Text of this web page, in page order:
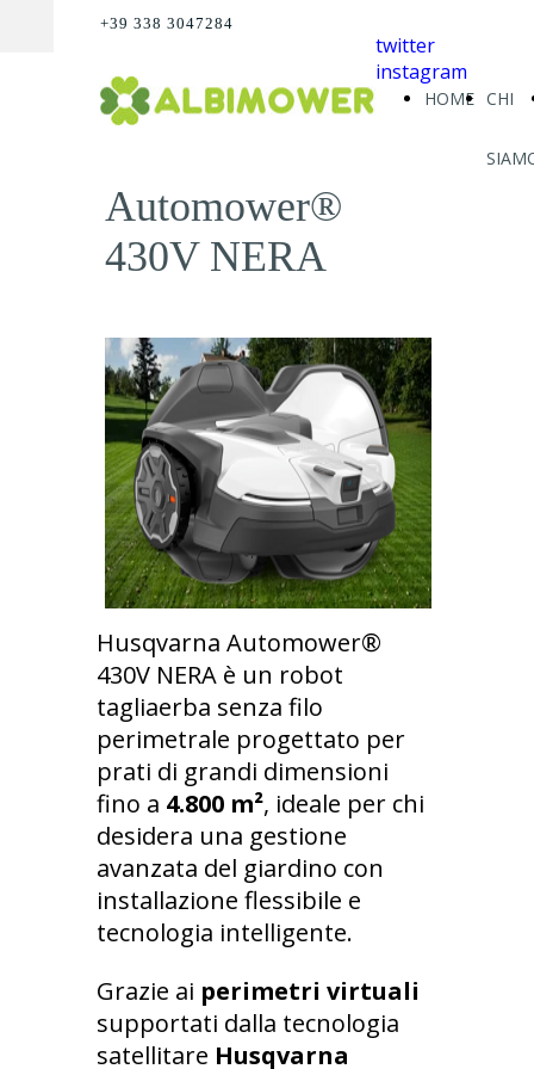
twitter
instagram
+39 338 3047284
HOME CHI
Automower®
430V NERA
Husqvarna Automower®
430V NERA è un robot
tagliaerba senza filo
perimetrale progettato per
prati di grandi dimensioni
fino a 4.800 m², ideale per chi
desidera una gestione
avanzata del giardino con
installazione flessibile e
tecnologia intelligente.
Grazie ai perimetri virtuali
supportati dalla tecnologia
satellitare Husqvarna